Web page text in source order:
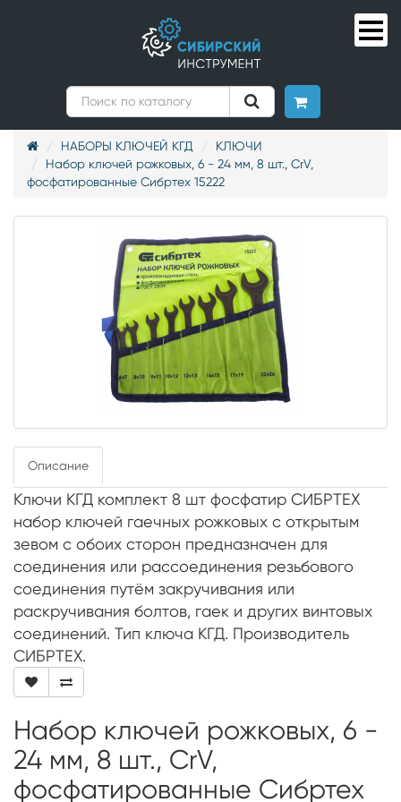
НАБОРЫ КЛЮЧЕЙ КГД
КЛЮЧИ
Набор ключей рожковых, 6 - 24 мм, 8 шт., CrV,
фосфатированные Сибртех 15222
Описание
Ключи КГД комплект 8 шт фосфатир СИБРТЕХ
набор ключей гаечных рожковых с открытым
зевом с обоих сторон предназначен для
соединения или рассоединения резьбового
соединения путём закручивания или
раскручивания болтов, гаек и других винтовых
соединений. Тип ключа КГД. Производитель
СИБРТЕХ.
Набор ключей рожковых, 6 -
24 мм, 8 шт., CrV,
фосфатированные Сибртех